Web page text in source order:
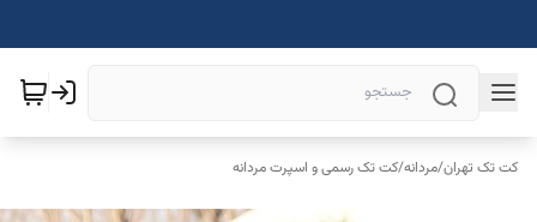
کت تک تهران/مردانه/کت تک رسمی و اسپرت مردانه